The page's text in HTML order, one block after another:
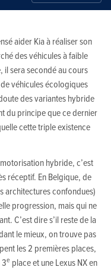
aider Kia à réaliser son
des véhicules à faible
il sera secondé au cours
véhicules écologiques
des variantes hybride
du principe que ce dernier
cette triple existence
hybride, c’est
réceptif. En Belgique, de
architectures confondues)
progression, mais qui ne
C’est dire s’il reste de la
le mieux, on trouve pas
les 2 premières places,
e place et une Lexus NX en